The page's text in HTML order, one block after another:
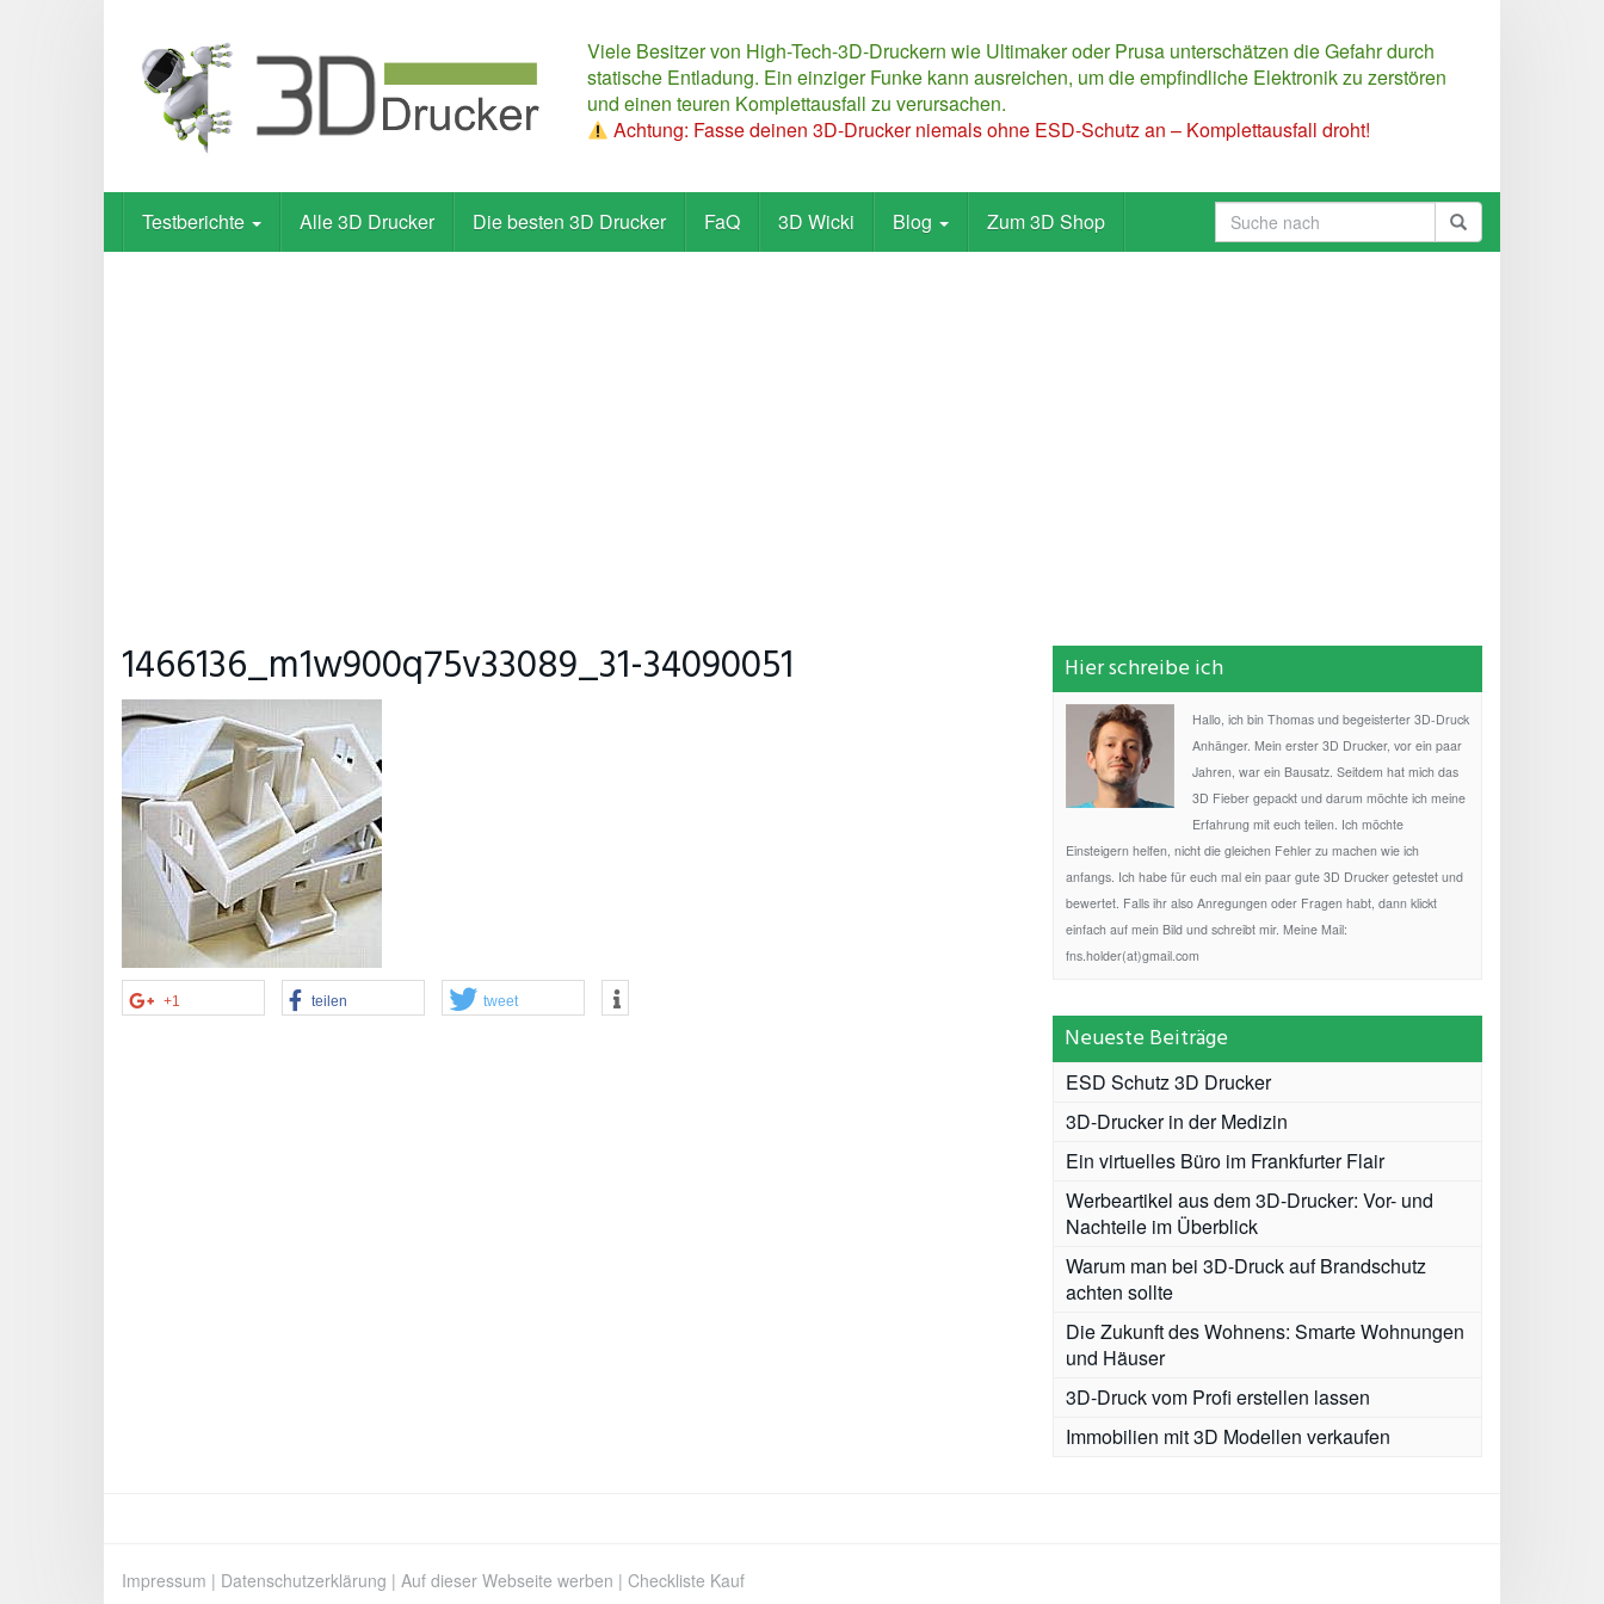
Viele Besitzer von High-Tech-3D-Druckern wie Ultimaker oder Prusa unterschätzen die Gefahr durch
statische Entladung. Ein einziger Funke kann ausreichen, um die empfindliche Elektronik zu zerstören
und einen teuren Komplettausfall zu verursachen.
Achtung: Fasse deinen 3D-Drucker niemals ohne ESD-Schutz an – Komplettausfall droht!
Testberichte Alle 3D Drucker Die besten 3D Drucker FaQ 3D Wicki Blog Zum 3D Shop
1466136_m1w900q75v33089_31-34090051
+1 teilen tweet
Hier schreibe ich
Hallo, ich bin Thomas und begeisterter 3D-Druck
Anhänger. Mein erster 3D Drucker, vor ein paar
Jahren, war ein Bausatz. Seitdem hat mich das
3D Fieber gepackt und darum möchte ich meine
Erfahrung mit euch teilen. Ich möchte
Einsteigern helfen, nicht die gleichen Fehler zu machen wie ich
anfangs. Ich habe für euch mal ein paar gute 3D Drucker getestet und
bewertet. Falls ihr also Anregungen oder Fragen habt, dann klickt
einfach auf mein Bild und schreibt mir. Meine Mail:
fns.holder(at)gmail.com
Neueste Beiträge
ESD Schutz 3D Drucker
3D-Drucker in der Medizin
Ein virtuelles Büro im Frankfurter Flair
Werbeartikel aus dem 3D-Drucker: Vor- und
Nachteile im Überblick
Warum man bei 3D-Druck auf Brandschutz
achten sollte
Die Zukunft des Wohnens: Smarte Wohnungen
und Häuser
3D-Druck vom Profi erstellen lassen
Immobilien mit 3D Modellen verkaufen
Impressum | Datenschutzerklärung | Auf dieser Webseite werben | Checkliste Kauf